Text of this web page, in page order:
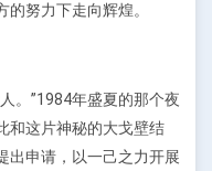
努力下走向辉煌。
。”1984年盛夏的那个夜
和这片神秘的大戈壁结
出申请，以一己之力开展